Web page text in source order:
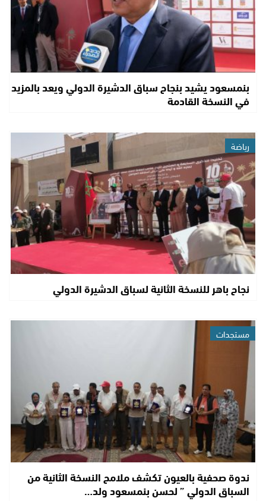
بنمسعود يشيد بنجاح سباق الدشيرة الدولي ويعد بالمزيد
في النسخة القادمة
رياضة
نجاح باهر للنسخة الثانية لسباق الدشيرة الدولي
مستجدات
ندوة صحفية بالعيون تكشف ملامح النسخة الثانية من
السباق الدولي ” لحسن بنمسعود ولد…